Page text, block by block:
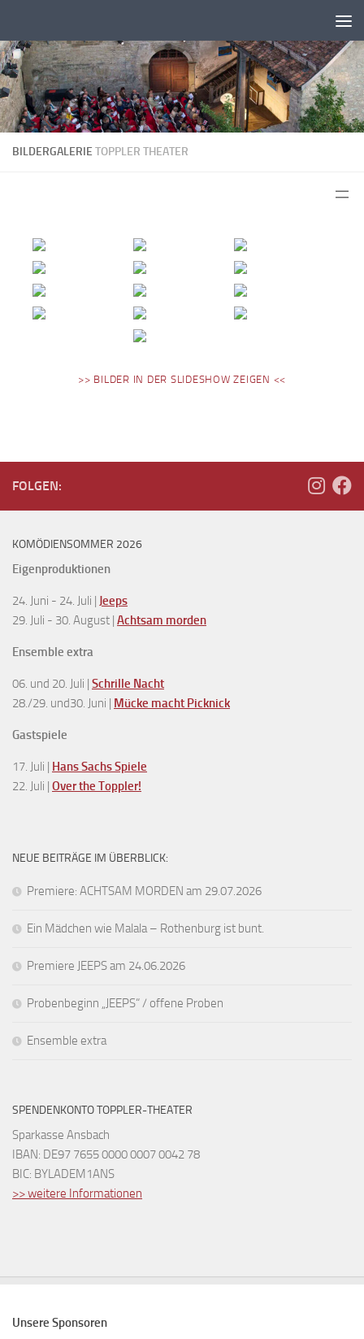
BILDERGALERIETOPPLER THEATER
>> BILDER IN DER SLIDESHOW ZEIGEN <<
FOLGEN:
KOMÖDIENSOMMER 2026
Eigenproduktionen
24. Juni - 24. Juli | Jeeps
29. Juli - 30. August | Achtsam morden
Ensemble extra
06. und 20. Juli | Schrille Nacht
28./29. und30. Juni | Mücke macht Picknick
Gastspiele
17. Juli | Hans Sachs Spiele
22. Juli | Over the Toppler!
NEUE BEITRÄGE IM ÜBERBLICK:
Premiere: ACHTSAM MORDEN am 29.07.2026
Ein Mädchen wie Malala – Rothenburg ist bunt.
Premiere JEEPS am 24.06.2026
Probenbeginn „JEEPS“ / offene Proben
Ensemble extra
SPENDENKONTO TOPPLER-THEATER
Sparkasse Ansbach
IBAN: DE97 7655 0000 0007 0042 78
BIC: BYLADEM1ANS
>> weitere Informationen
Unsere Sponsoren